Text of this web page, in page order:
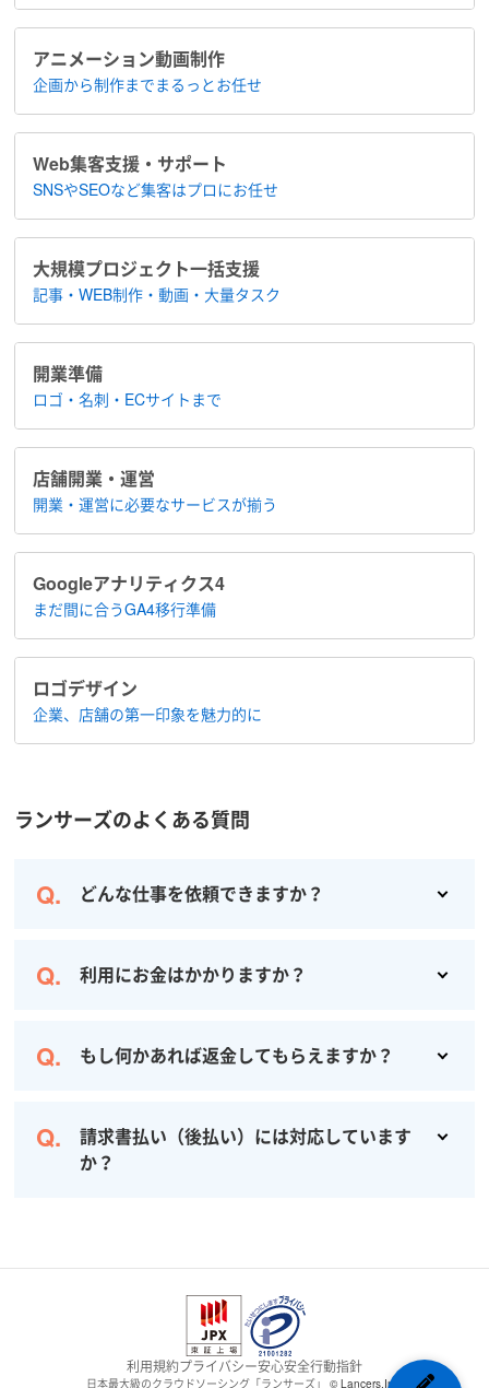
アニメーション​動画制作
企画から制作まで​まるっとお任せ
Web集客支援・サポート
SNSやSEOなど集客は​プロにお任せ
大規模プロジェクト​一括支援
記事・WEB制作・動画・大量タスク
開業準備
ロゴ・名刺・ECサイトまで
店舗開業・運営
開業・運営に​必要なサービスが揃う
Google​アナリティクス4
まだ間に合う​GA4移行準備
ロゴデザイン
企業、店舗の​第一印象を魅力的に
ランサーズのよくある質問
どんな仕事を依頼できますか？
利用にお金はかかりますか？
もし何かあれば返金してもらえますか？
請求書払い（後払い）には対応しています
か？
利用規約プライバシー安心安全行動指針
日本最大級のクラウドソーシング「ランサーズ」 © Lancers,Inc.